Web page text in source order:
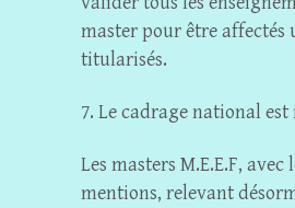
master pour être affectés
titularisés.
7. Le cadrage national
Les masters M.E.E.F,
mentions, relevant